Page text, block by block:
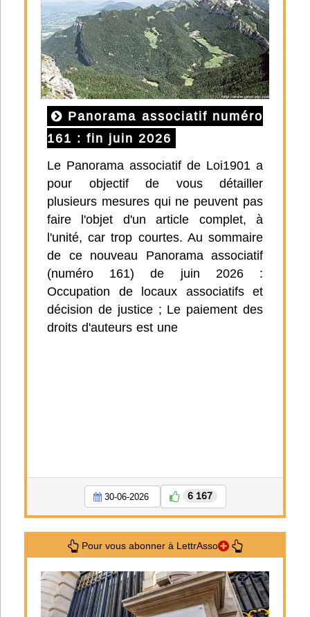
Panorama associatif numéro
161 : fin juin 2026
Le Panorama associatif de Loi1901 a
pour objectif de vous détailler
plusieurs mesures qui ne peuvent pas
faire l'objet d'un article complet, à
l'unité, car trop courtes. Au sommaire
de ce nouveau Panorama associatif
(numéro 161) de juin 2026 :
Occupation de locaux associatifs et
décision de justice ; Le paiement des
droits d'auteurs est une
30-06-2026 6 167
Pour vous abonner à LettrAsso